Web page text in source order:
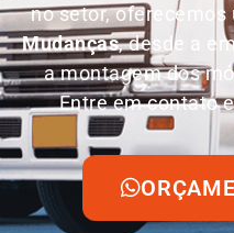
no setor,
Mudanças, desde a
a montagem dos
Entre em contato